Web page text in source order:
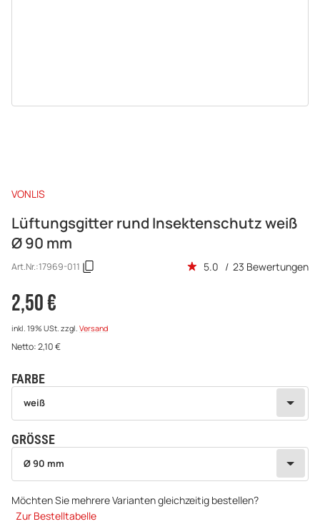
VONLIS
Lüftungsgitter rund Insektenschutz weiß
Ø 90 mm
Art.Nr.:17969-011 5.0 / 23 Bewertungen
2,50 €
inkl. 19% USt. zzgl. Versand
Netto:2,10€
FARBE
wählen
weiß
GRÖSSE
wählen
Ø 90 mm
Möchten Sie mehrere Varianten gleichzeitig bestellen?
Zur Bestelltabelle